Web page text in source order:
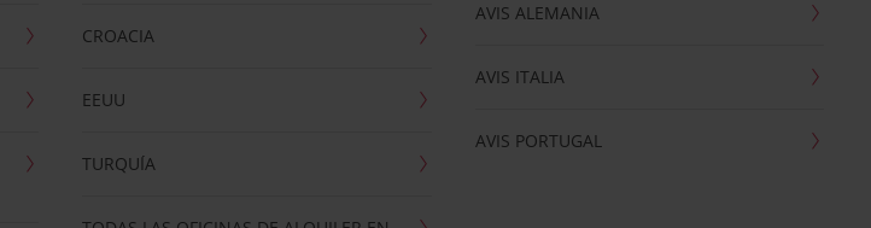
CROACIA
EEUU
TURQUÍA
AVIS ALEMANIA
AVIS ITALIA
AVIS PORTUGAL